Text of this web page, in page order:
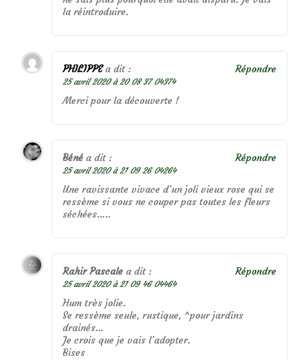
la réintroduire.
PHILIPPE a dit :
25 avril 2020 à 20 08 37 04374
Merci pour la découverte !
Répondre
Béné a dit :
25 avril 2020 à 21 09 26 04264
Une ravissante vivace d’un joli vieux rose qui se
ressème si vous ne couper pas toutes les fleurs
séchées…..
Répondre
Rahir Pascale a dit :
25 avril 2020 à 21 09 46 04464
Hum très jolie.
Se ressème seule, rustique, ^pour jardins
drainés…
Je crois que je vais l’adopter.
Bises
Répondre